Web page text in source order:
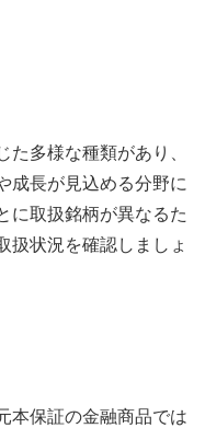
多様な種類があり、
成長が見込める分野に
に取扱銘柄が異なるた
扱状況を確認しましょ
本保証の金融商品では